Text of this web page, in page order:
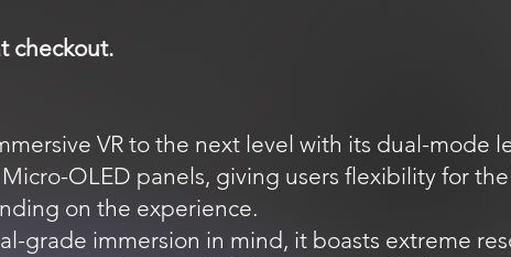
checkout.
VR to the next level with its dual-mode
OLED panels, giving users flexibility for
on the experience.
grade immersion in mind, it boasts extreme